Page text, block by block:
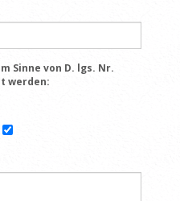
Sinne von D. lgs. Nr.
werden: